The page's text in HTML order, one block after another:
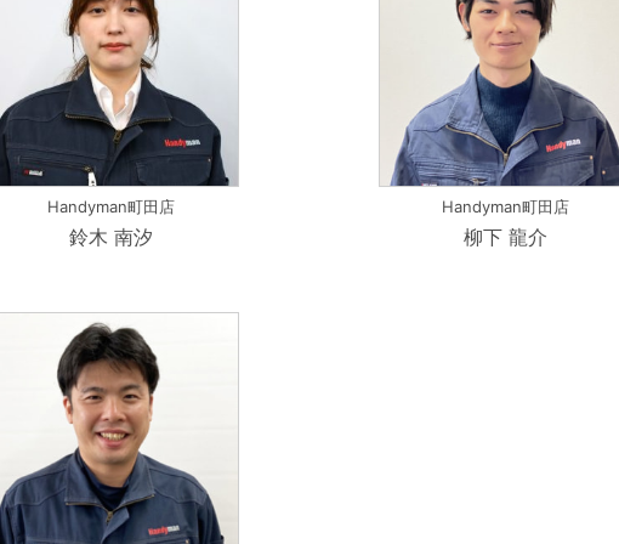
Handyman町田店
鈴木 南汐
Handyman町田店
柳下 龍介